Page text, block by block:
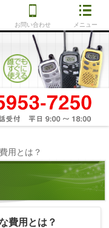
お問い合わせ メニュー
用とは？
費用とは？